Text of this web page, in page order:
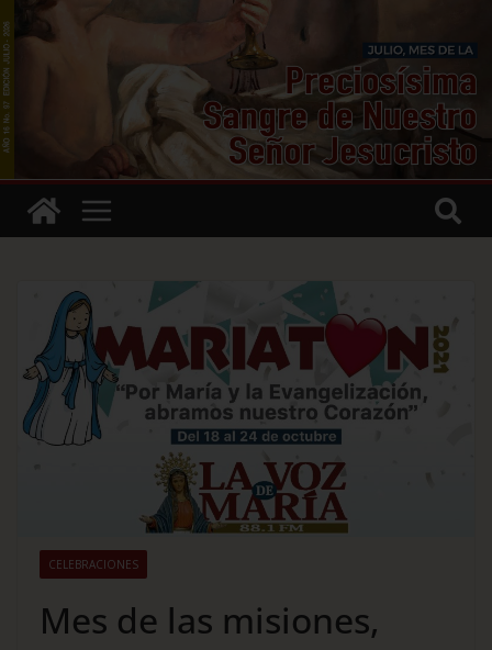
CELEBRACIONES
Mes de las misiones,